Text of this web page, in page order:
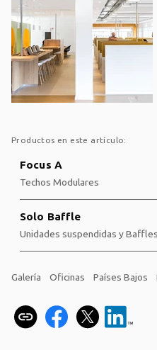
Productos en este artículo:
Focus A
Techos Modulares
Solo Baffle
Unidades suspendidas y Baffles
Galería Oficinas Países Bajos